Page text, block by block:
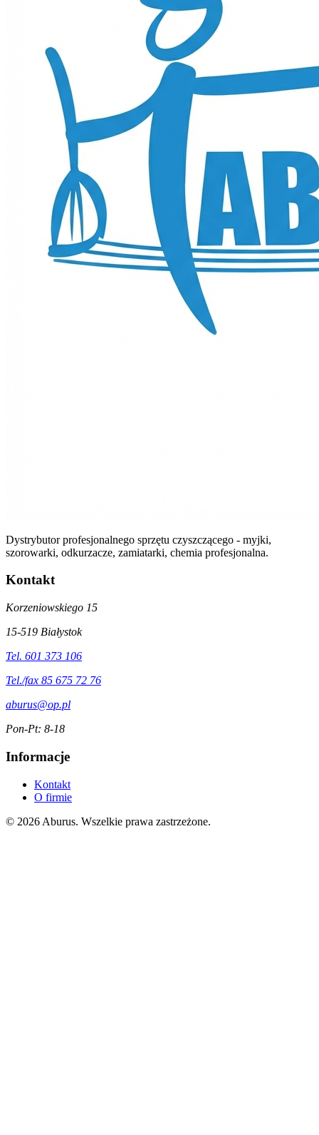
Dystrybutor profesjonalnego sprzętu czyszczącego - myjki,
szorowarki, odkurzacze, zamiatarki, chemia profesjonalna.
Kontakt
Korzeniowskiego 15
15-519 Białystok
Tel. 601 373 106
Tel./fax 85 675 72 76
aburus@op.pl
Pon-Pt: 8-18
Informacje
Kontakt
O firmie
© 2026 Aburus. Wszelkie prawa zastrzeżone.